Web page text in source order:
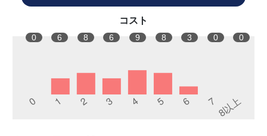
コスト
0 6 8 6 9 8 3 0 0